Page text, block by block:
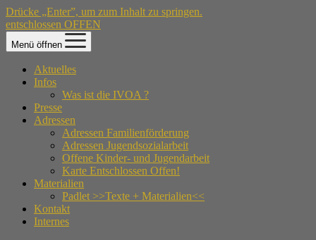
Drücke „Enter”, um zum Inhalt zu springen.
entschlossen OFFEN
Menü öffnen
Aktuelles
Infos
Was ist die IVOA ?
Presse
Adressen
Adressen Familienförderung
Adressen Jugendsozialarbeit
Offene Kinder- und Jugendarbeit
Karte Entschlossen Offen!
Materialien
Padlet >>Texte + Materialien<<
Kontakt
Internes